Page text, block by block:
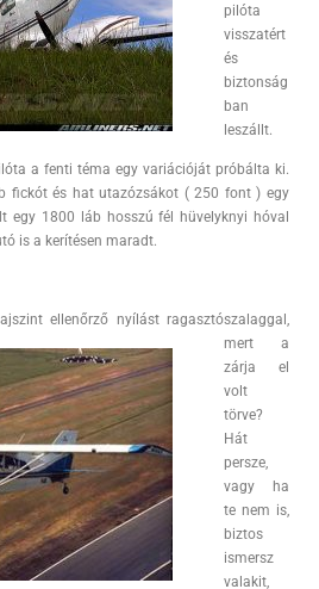
pilóta
visszatért
és
biztonság
ban
leszállt.
a fenti téma egy variációját próbálta ki.
fickót és hat utazózsákot ( 250 font ) egy
egy 1800 láb hosszú fél hüvelyknyi hóval
is a kerítésen maradt.
ellenőrző nyílást ragasztószalaggal,
mert a
zárja el
volt
törve?
Hát
persze,
vagy ha
te nem is,
biztos
ismersz
valakit,